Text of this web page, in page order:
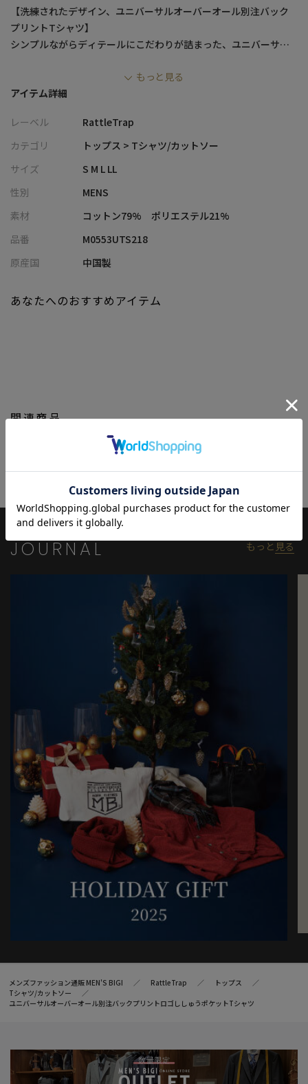
【洗練されたデザイン、ユニバーサルオーバーオール別注バック
プリントTシャツ】
シンプルながらディテールにこだわりが詰まった、ユニバーサル
・デザインの魅力
クセントをプラス。そして、バックにはインパクトのあるプリン
トを大胆に施し、後ろ姿まで抜かりのないデザインに仕上げまし
・快適な着心地と特別な存在感
程よくルーズなシルエットと肌触りの良い生地感で、着心地も抜
別注ならではの特別な存在感を放つTシャツです。
ることができるタウンウェア。
境、設定により実際のカラーと画像の色味が違って見える場合が
御座います。予めご了承の上、ご注文下さい。
※屋外での撮影画像は光の加減で、実際の商品より明るく見える
場合が御座います。商品の色味は生地アップ・スタジオ撮影の画
像をご参考下さい。
もっと見る
アイテム詳細
レーベル
RattleTrap
カテゴリ
トップス > Tシャツ/カットソー
サイズ
S M L LL
性別
MENS
素材
コットン79% ポリエステル21%
品番
M0553UTS218
原産国
中国製
関連商品
あなたへのおすすめアイテム
JOURNAL もっと 見る
メンズファッション通販 MEN'S BIGI RattleTrap
トップス
Tシャツ/カットソー
ユニバーサルオーバーオール別注バックプリントロゴししゅうポケットTシャツ